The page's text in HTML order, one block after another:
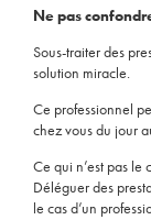
Ne pas
Sous-traiter des
solution miracle.
Ce professionnel
chez vous du jour
Ce qui n’est pas le
Déléguer des
le cas d’un